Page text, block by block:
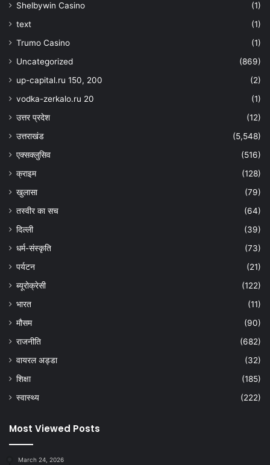
Shelbywin Casino
(1)
text
(1)
Trumo Casino
(1)
Uncategorized
(869)
up-capital.ru 150, 200
(2)
vodka-zerkalo.ru 20
(1)
उत्तर प्रदेश
(12)
उत्तराखंड
(5,548)
एक्सक्लुसिव
(516)
क्राइम
(128)
खुलासा
(79)
तस्वीर का सच
(64)
दिल्ली
(39)
धर्म-संस्कृति
(73)
पर्यटन
(21)
ब्यूरोक्रेसी
(122)
भारत
(11)
मौसम
(90)
राजनीति
(682)
वायरल अड्डा
(32)
शिक्षा
(185)
स्वास्थ्य
(222)
Most Viewed Posts
March 24, 2026